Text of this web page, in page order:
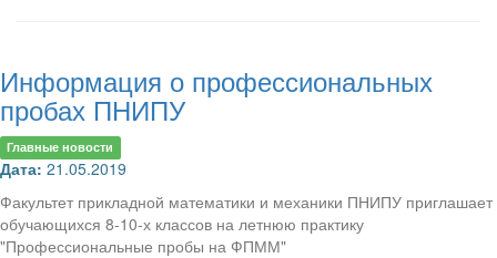
Информация о профессиональных
пробах ПНИПУ
Главные новости
Дата: 21.05.2019
Факультет прикладной математики и механики ПНИПУ приглашает
обучающихся 8-10-х классов на летнюю практику
"Профессиональные пробы на ФПММ"